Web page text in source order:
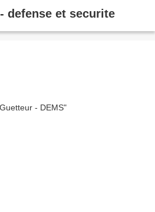
defense et securite